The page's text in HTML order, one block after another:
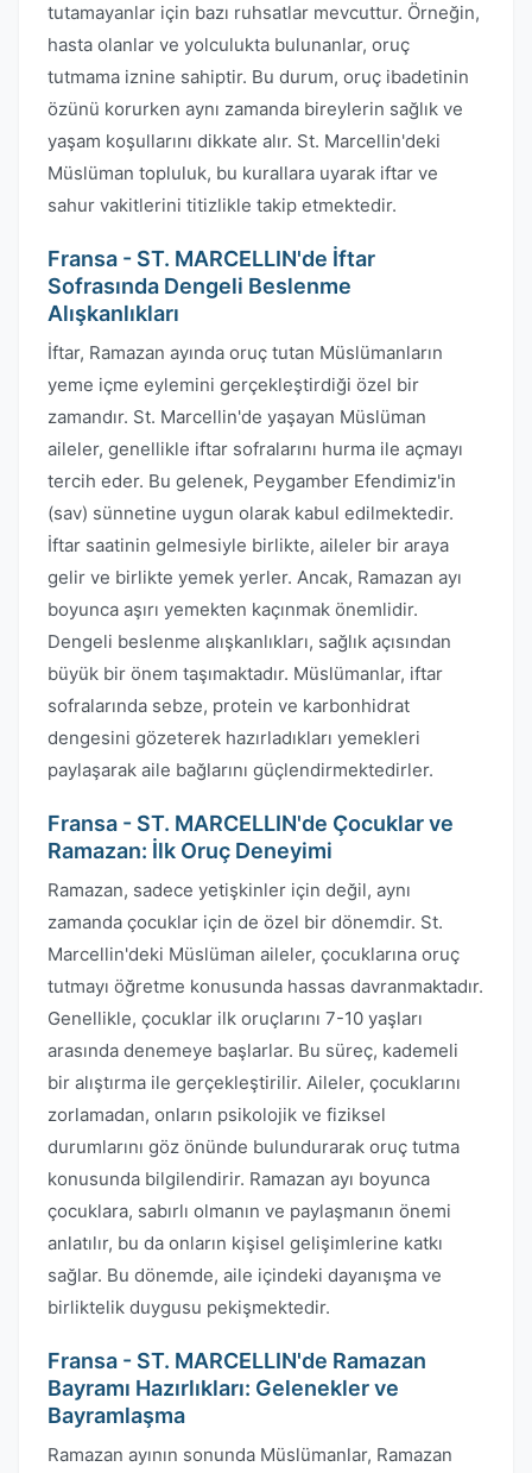
tutamayanlar için bazı ruhsatlar mevcuttur. Örneğin,
hasta olanlar ve yolculukta bulunanlar, oruç
tutmama iznine sahiptir. Bu durum, oruç ibadetinin
özünü korurken aynı zamanda bireylerin sağlık ve
yaşam koşullarını dikkate alır. St. Marcellin'deki
Müslüman topluluk, bu kurallara uyarak iftar ve
sahur vakitlerini titizlikle takip etmektedir.
Fransa - ST. MARCELLIN'de İftar
Sofrasında Dengeli Beslenme
Alışkanlıkları
İftar, Ramazan ayında oruç tutan Müslümanların
yeme içme eylemini gerçekleştirdiği özel bir
zamandır. St. Marcellin'de yaşayan Müslüman
aileler, genellikle iftar sofralarını hurma ile açmayı
tercih eder. Bu gelenek, Peygamber Efendimiz'in
(sav) sünnetine uygun olarak kabul edilmektedir.
İftar saatinin gelmesiyle birlikte, aileler bir araya
gelir ve birlikte yemek yerler. Ancak, Ramazan ayı
boyunca aşırı yemekten kaçınmak önemlidir.
Dengeli beslenme alışkanlıkları, sağlık açısından
büyük bir önem taşımaktadır. Müslümanlar, iftar
sofralarında sebze, protein ve karbonhidrat
dengesini gözeterek hazırladıkları yemekleri
paylaşarak aile bağlarını güçlendirmektedirler.
Fransa - ST. MARCELLIN'de Çocuklar ve
Ramazan: İlk Oruç Deneyimi
Ramazan, sadece yetişkinler için değil, aynı
zamanda çocuklar için de özel bir dönemdir. St.
Marcellin'deki Müslüman aileler, çocuklarına oruç
tutmayı öğretme konusunda hassas davranmaktadır.
Genellikle, çocuklar ilk oruçlarını 7-10 yaşları
arasında denemeye başlarlar. Bu süreç, kademeli
bir alıştırma ile gerçekleştirilir. Aileler, çocuklarını
zorlamadan, onların psikolojik ve fiziksel
durumlarını göz önünde bulundurarak oruç tutma
konusunda bilgilendirir. Ramazan ayı boyunca
çocuklara, sabırlı olmanın ve paylaşmanın önemi
anlatılır, bu da onların kişisel gelişimlerine katkı
sağlar. Bu dönemde, aile içindeki dayanışma ve
birliktelik duygusu pekişmektedir.
Fransa - ST. MARCELLIN'de Ramazan
Bayramı Hazırlıkları: Gelenekler ve
Bayramlaşma
Ramazan ayının sonunda Müslümanlar, Ramazan